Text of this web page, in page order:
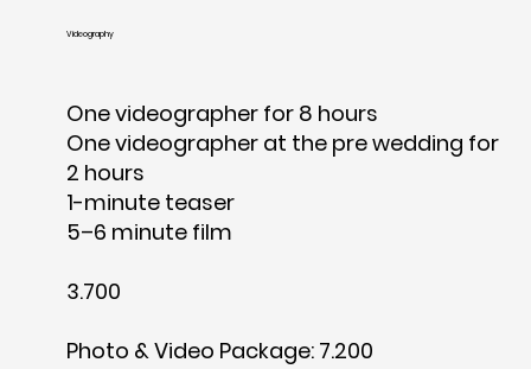
Videography
One videographer for 8 hours
One videographer at the pre wedding for
2 hours
1-minute teaser
5–6 minute film
3.700
Photo & Video Package: 7.200